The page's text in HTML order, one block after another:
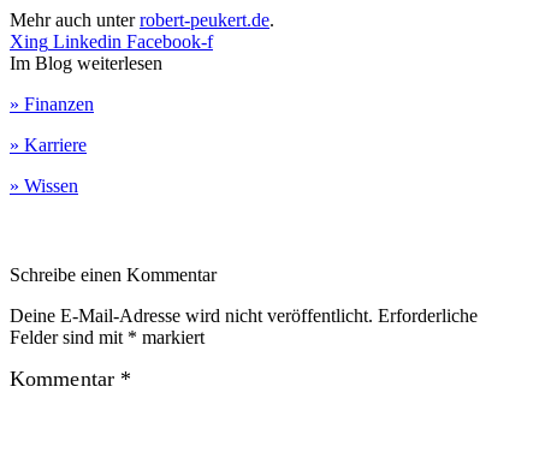
Mehr auch unterrobert-peukert.de.
Xing Linkedin Facebook-f
Im Blog weiterlesen
» Finanzen
» Karriere
» Wissen
Schreibe einen Kommentar
Deine E-Mail-Adresse wird nicht veröffentlicht. Erforderliche
Felder sind mit * markiert
Kommentar *